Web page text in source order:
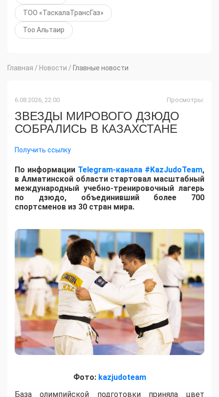
ТОО «ТаскалаТрансГаз»
Тоо Альтаир
Главная / Новости / Главные новости
6.08.2026, 22:00 Просмотры:
ЗВЕЗДЫ МИРОВОГО ДЗЮДО
СОБРАЛИСЬ В КАЗАХСТАНЕ
Получить ссылку
По информации Telegram-канала #KazJudoTeam,
в Алматинской области стартовал масштабный
международный учебно-тренировочный лагерь
по дзюдо, объединивший более 700
спортсменов из 30 стран мира.
Фото: kazjudoteam
База олимпийской подготовки приняла цвет